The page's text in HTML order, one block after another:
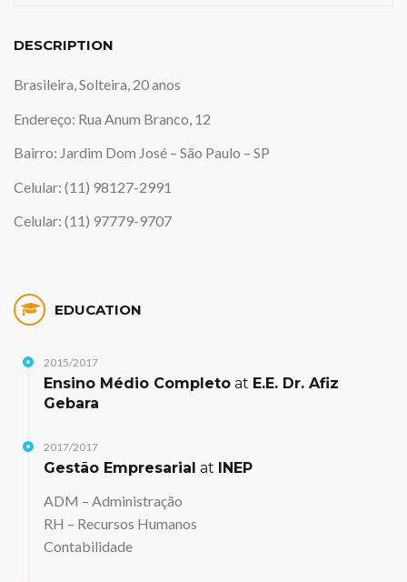
DESCRIPTION
Brasileira, Solteira, 20 anos
Endereço: Rua Anum Branco, 12
Bairro: Jardim Dom José – São Paulo – SP
Celular: (11) 98127-2991
Celular: (11) 97779-9707
EDUCATION
2015/2017
Ensino Médio Completo at E.E. Dr. Afiz
Gebara
2017/2017
Gestão Empresarial at INEP
ADM – Administração
RH – Recursos Humanos
Contabilidade